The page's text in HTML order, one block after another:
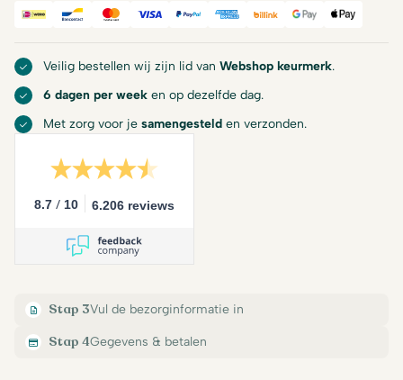
iDeal Bancontact
Mastercard
Visa PayPalAmerican Express
BillinkGoogle Pay
Apple
Veilig bestellen wij zijn lid van Webshop keurmerk.
6 dagen per week en op dezelfde dag.
Met zorg voor je samengesteld en verzonden.
8.7 / 10 6.206 reviews
Stap 3Vul de bezorginformatie in
Stap 4Gegevens & betalen